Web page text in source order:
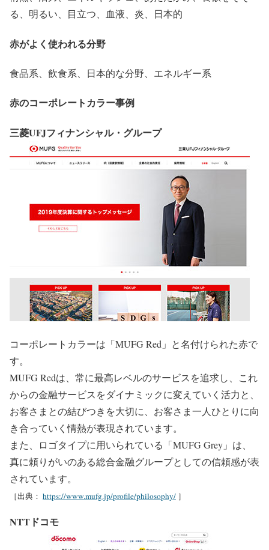
る、明るい、目立つ、血液、炎、日本的
赤がよく使われる分野
食品系、飲食系、日本的な分野、エネルギー系
赤のコーポレートカラー事例
三菱UFJフィナンシャル・グループ
コーポレートカラーは「MUFG Red」と名付けられた赤で
す。
MUFG Redは、常に最高レベルのサービスを追求し、これ
からの金融サービスをダイナミックに変えていく活力と、
お客さまとの結びつきを大切に、お客さま一人ひとりに向
き合っていく情熱が表現されています。
また、ロゴタイプに用いられている「MUFG Grey」は、
真に頼りがいのある総合金融グループとしての信頼感が表
されています。
［出典： https://www.mufg.jp/profile/philosophy/ ］
NTTドコモ